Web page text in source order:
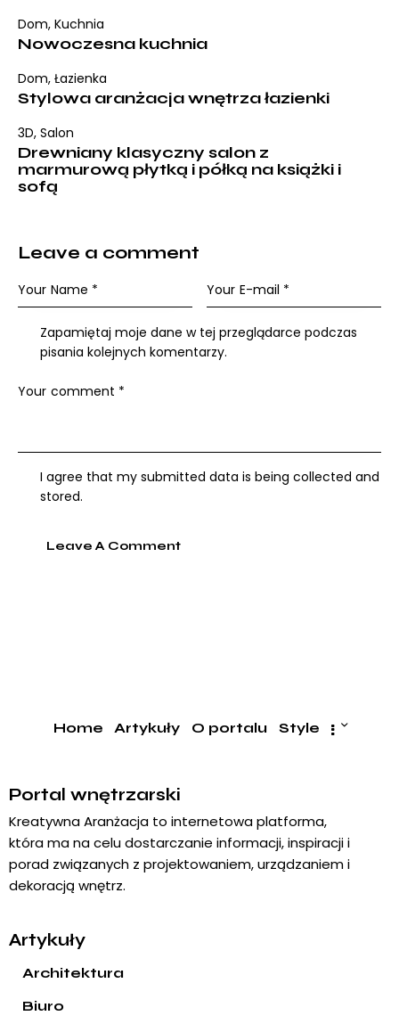
Dom, Kuchnia
Nowoczesna kuchnia
Dom, Łazienka
Stylowa aranżacja wnętrza łazienki
3D, Salon
Drewniany klasyczny salon z
marmurową płytką i półką na książki i
sofą
Leave a comment
Zapamiętaj moje dane w tej przeglądarce podczas
pisania kolejnych komentarzy.
I agree that my submitted data is being collected and
stored.
Home Artykuły O portalu Style
Portal wnętrzarski
Kreatywna Aranżacja to internetowa platforma,
która ma na celu dostarczanie informacji, inspiracji i
porad związanych z projektowaniem, urządzaniem i
dekoracją wnętrz.
Artykuły
Architektura
Biuro